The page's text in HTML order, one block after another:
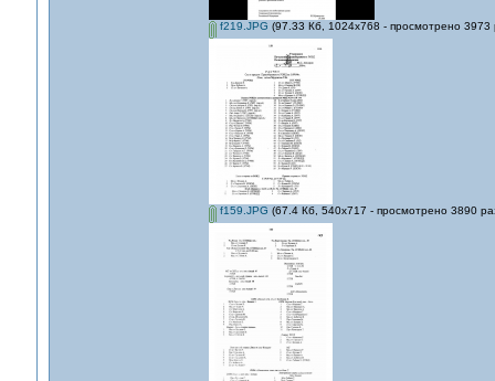
f219.JPG (97.33 Кб, 1024x768 - просмотрено 3973
f159.JPG (67.4 Кб, 540x717 - просмотрено 3890